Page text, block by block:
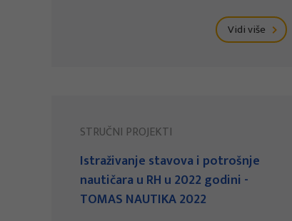
Vidi više
STRUČNI PROJEKTI
Istraživanje stavova i potrošnje
nautičara u RH u 2022 godini -
TOMAS NAUTIKA 2022